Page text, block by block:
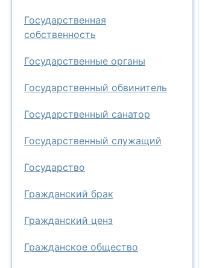
Государственная
собственность
Государственные органы
Государственный обвинитель
Государственный санатор
Государственный служащий
Государство
Гражданский брак
Гражданский ценз
Гражданское общество